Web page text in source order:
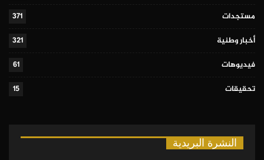
مستجدات
371
أخبار وطنية
321
فيديوهات
61
تحقيقات
15
النشرة البريدية